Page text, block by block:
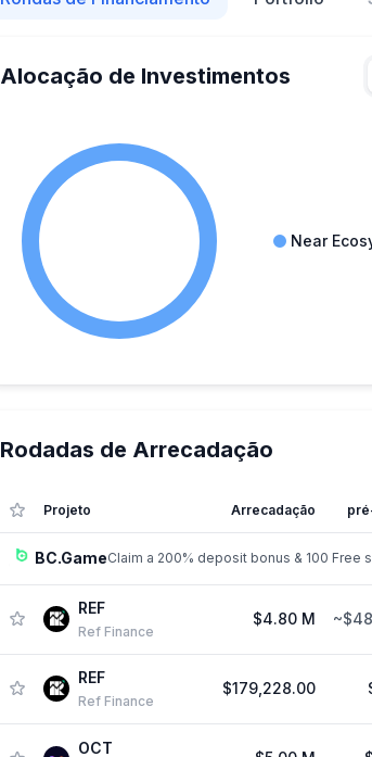
Alocação de Investimentos
Near
Rodadas de Arrecadação
Projeto Arrecadação
BC.GameClaim a 200% deposit bonus & 100 Free
REF
Ref Finance
$4.80 M
REF
Ref Finance
$179,228.00
OCT